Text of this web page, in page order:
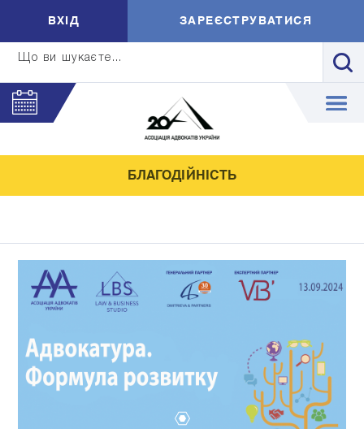
Що ви шукаєте...
ВXIД ЗАРЕЄСТРУВАТИСЯ
БЛАГОДІЙНІСТЬ